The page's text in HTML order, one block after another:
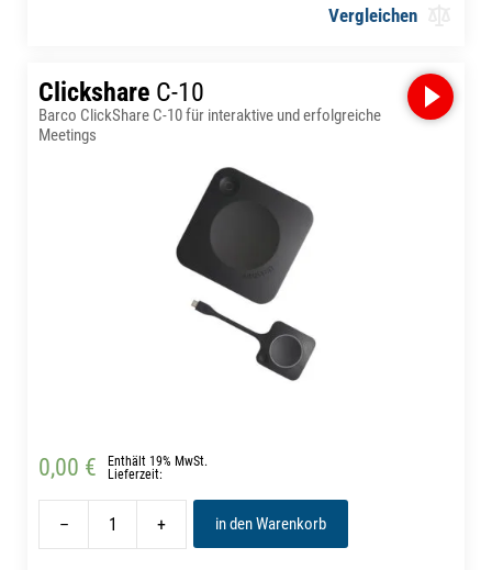
Vergleichen
Clickshare C-10
Barco ClickShare C-10 für interaktive und erfolgreiche
Meetings
0,00 €
Enthält 19% MwSt.
Lieferzeit:
– + in den Warenkorb